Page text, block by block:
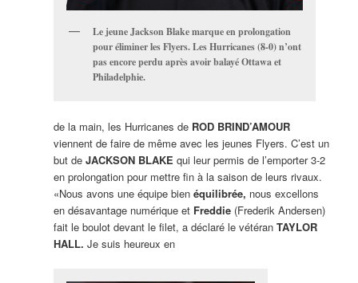
Le jeune Jackson Blake marque en prolongation
pour éliminer les Flyers. Les Hurricanes (8-0) n’ont
pas encore perdu après avoir balayé Ottawa et
Philadelphie.
de la main, les Hurricanes de ROD BRIND’AMOUR
viennent de faire de même avec les jeunes Flyers. C’est un
but de JACKSON BLAKE qui leur permis de l’emporter 3-2
en prolongation pour mettre fin à la saison de leurs rivaux.
«Nous avons une équipe bien équilibrée, nous excellons
en désavantage numérique et Freddie(Frederik Andersen)
fait le boulot devant le filet, a déclaré le vétéran TAYLOR
HALL. Je suis heureux en